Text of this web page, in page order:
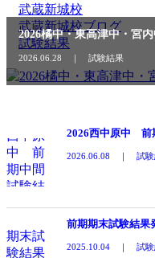
武蔵新城校
武蔵新城校ブログ
試験結果
2026橘中・東高津中・宮
2026.06.28 ｜ 試験結果
2026西中原中 前
2026.06.08 ｜ 試験
前期期末試験結果
2025.10.04 ｜ 試験